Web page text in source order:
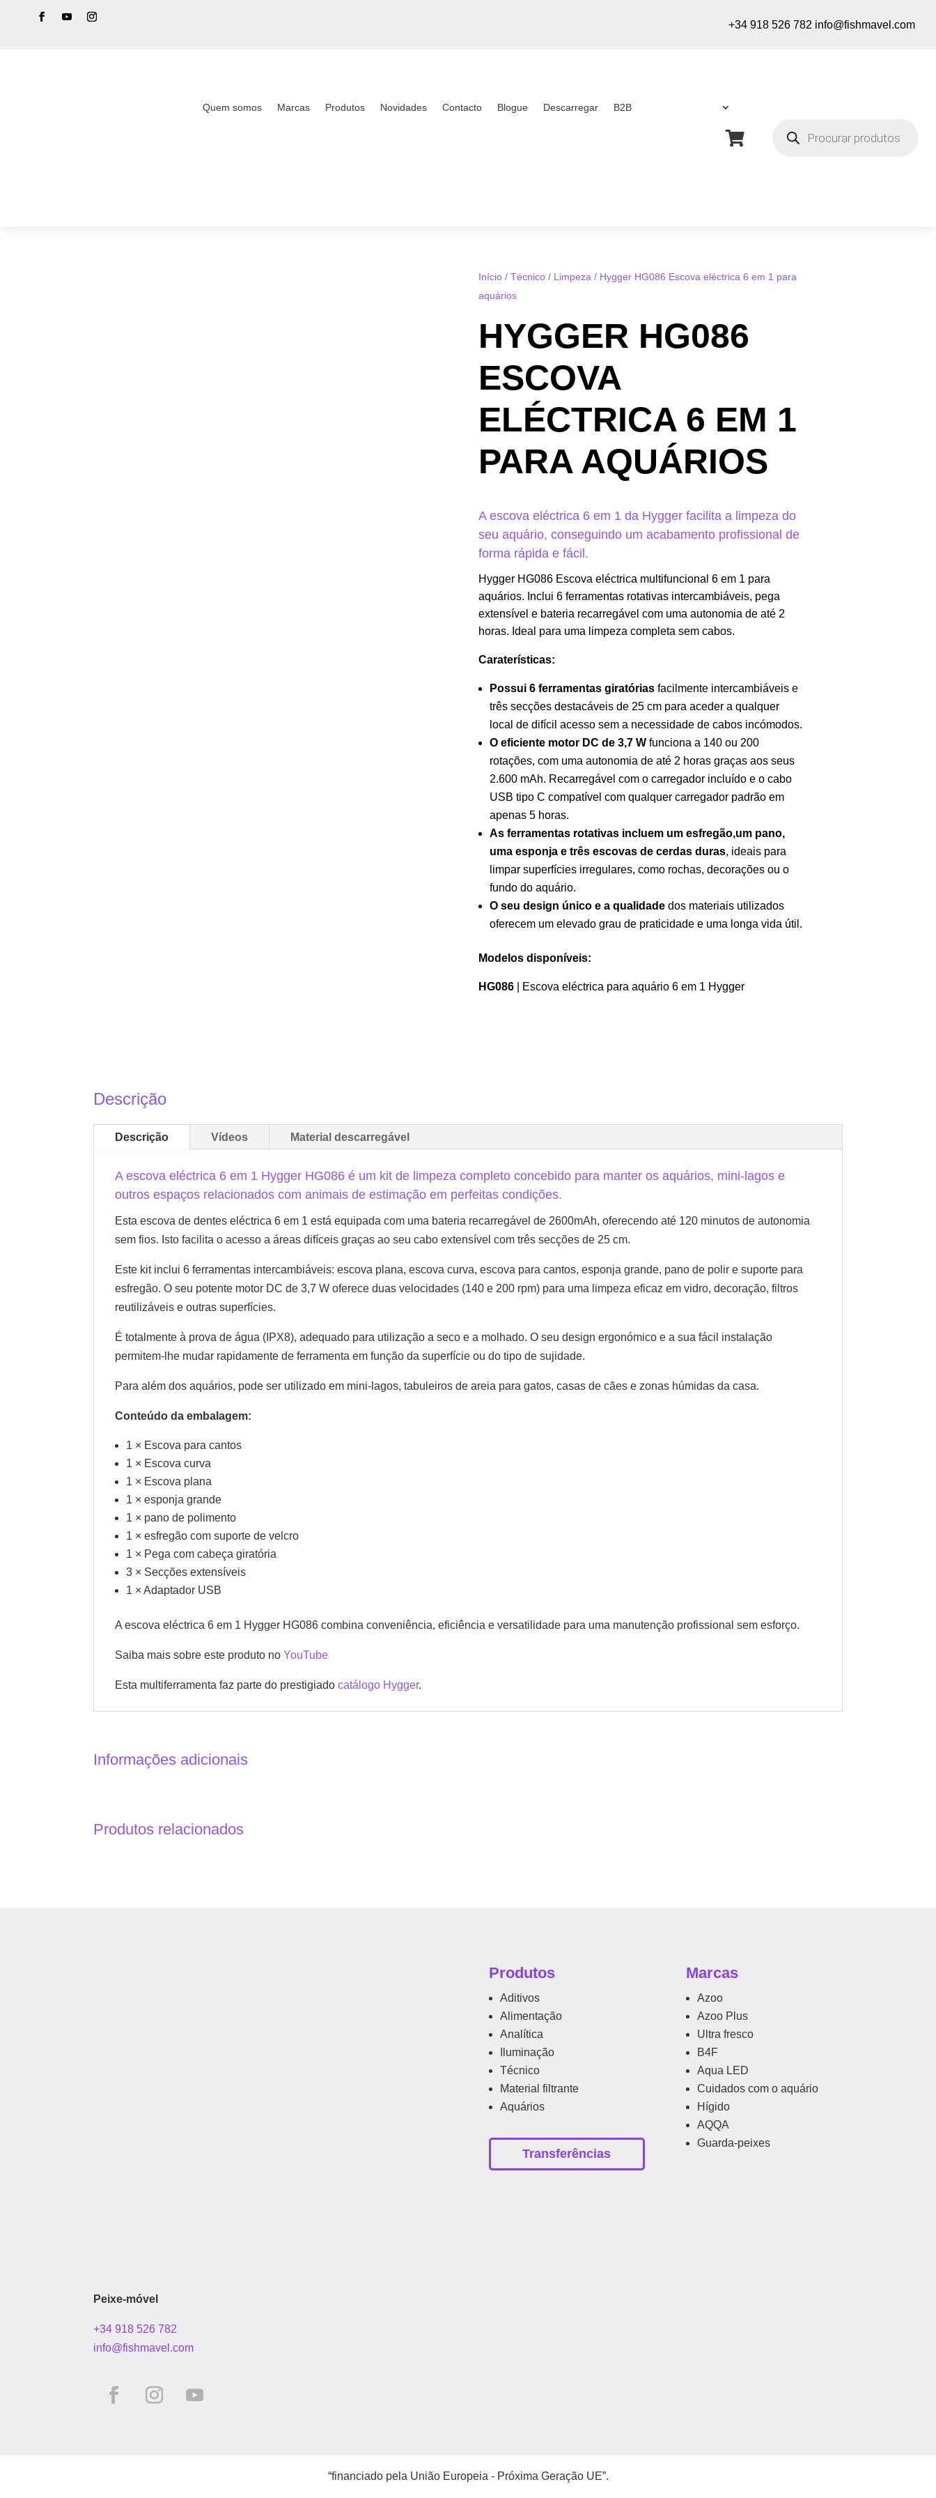
+34 918 526 782 info@fishmavel.com
Quem somos Marcas Produtos Novidades Contacto Blogue Descarregar B2B

produtos
Início/ Técnico/ Limpeza / Hygger HG086 Escova eléctrica 6 em 1 para
aquários
HYGGER HG086
ESCOVA
ELÉCTRICA 6 EM 1
PARA AQUÁRIOS
A escova eléctrica 6 em 1 da Hygger facilita a limpeza do
seu aquário, conseguindo um acabamento profissional de
forma rápida e fácil.
Hygger HG086 Escova eléctrica multifuncional 6 em 1 para
aquários. Inclui 6 ferramentas rotativas intercambiáveis, pega
extensível e bateria recarregável com uma autonomia de até 2
horas. Ideal para uma limpeza completa sem cabos.
Caraterísticas:
Possui 6 ferramentas giratóriasfacilmente intercambiáveis e
três secções destacáveis de 25 cm para aceder a qualquer
local de difícil acesso sem a necessidade de cabos incómodos.
O eficiente motor DC de 3,7 Wfunciona a 140 ou 200
rotações, com uma autonomia de até 2 horas graças aos seus
2.600 mAh. Recarregável com o carregador incluído e o cabo
USB tipo C compatível com qualquer carregador padrão em
apenas 5 horas.
As ferramentas rotativas incluem um esfregão,um pano,
uma esponja e três escovas de cerdas duras, ideais para
limpar superfícies irregulares, como rochas, decorações ou o
fundo do aquário.
O seu design único e a qualidadedos materiais utilizados
oferecem um elevado grau de praticidade e uma longa vida útil.
Modelos disponíveis:
HG086 | Escova eléctrica para aquário 6 em 1 Hygger
Descrição
Descrição Vídeos Material descarregável
A escova eléctrica 6 em 1 Hygger HG086 é um kit de limpeza completo concebido para manter os aquários, mini-lagos e
outros espaços relacionados com animais de estimação em perfeitas condições.
Esta escova de dentes eléctrica 6 em 1 está equipada com uma bateria recarregável de 2600mAh, oferecendo até 120 minutos de autonomia
sem fios. Isto facilita o acesso a áreas difíceis graças ao seu cabo extensível com três secções de 25 cm.
Este kit inclui 6 ferramentas intercambiáveis: escova plana, escova curva, escova para cantos, esponja grande, pano de polir e suporte para
esfregão. O seu potente motor DC de 3,7 W oferece duas velocidades (140 e 200 rpm) para uma limpeza eficaz em vidro, decoração, filtros
reutilizáveis e outras superfícies.
É totalmente à prova de água (IPX8), adequado para utilização a seco e a molhado. O seu design ergonómico e a sua fácil instalação
permitem-lhe mudar rapidamente de ferramenta em função da superfície ou do tipo de sujidade.
Para além dos aquários, pode ser utilizado em mini-lagos, tabuleiros de areia para gatos, casas de cães e zonas húmidas da casa.
Conteúdo da embalagem:
1 × Escova para cantos
1 × Escova curva
1 × Escova plana
1 × esponja grande
1 × pano de polimento
1 × esfregão com suporte de velcro
1 × Pega com cabeça giratória
3 × Secções extensíveis
1 × Adaptador USB
A escova eléctrica 6 em 1 Hygger HG086 combina conveniência, eficiência e versatilidade para uma manutenção profissional sem esforço.
Saiba mais sobre este produto noYouTube
Esta multiferramenta faz parte do prestigiado catálogo Hygger.
Informações adicionais
Produtos relacionados
Peixe-móvel
+34 918 526 782
info@fishmavel.com
Produtos
Aditivos
Alimentação
Analítica
Iluminação
Técnico
Material filtrante
Aquários
Transferências
Marcas
Azoo
Azoo Plus
Ultra fresco
B4F
Aqua LED
Cuidados com o aquário
Hígido
AQQA
Guarda-peixes
“financiado pela União Europeia - Próxima Geração UE”.